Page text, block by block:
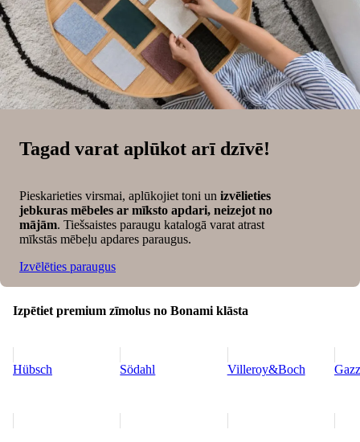
Tagad varat aplūkot arī dzīvē!
Pieskarieties virsmai, aplūkojiet toni un izvēlieties
jebkuras mēbeles ar mīksto apdari, neizejot no
mājām. Tiešsaistes paraugu katalogā varat atrast
mīkstās mēbeļu apdares paraugus.
Izvēlēties paraugus
Izpētiet premium zīmolus no Bonami klāsta
Hübsch Södahl Villeroy&Boch